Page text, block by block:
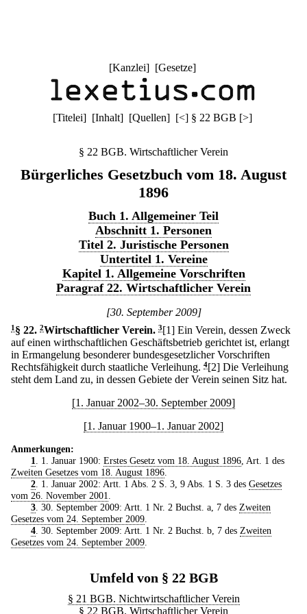
[Kanzlei] [Gesetze]
[Titelei] [Inhalt] [Quellen] [<] § 22 BGB [>]
§ 22 BGB. Wirtschaftlicher Verein
Bürgerliches Gesetzbuch vom 18. August
1896
Buch 1. Allgemeiner Teil
Abschnitt 1. Personen
Titel 2. Juristische Personen
Untertitel 1. Vereine
Kapitel 1. Allgemeine Vorschriften
Paragraf 22. Wirtschaftlicher Verein
[30. September 2009]
1 § 22. 2Wirtschaftlicher Verein. 3[1] Ein Verein, dessen Zweck
auf einen wirthschaftlichen Geschäftsbetrieb gerichtet ist, erlangt
in Ermangelung besonderer bundesgesetzlicher Vorschriften
Rechtsfähigkeit durch staatliche Verleihung. 4[2] Die Verleihung
steht dem Land zu, in dessen Gebiete der Verein seinen Sitz hat.
[1. Januar 2002–30. September 2009]
[1. Januar 1900–1. Januar 2002]
Anmerkungen:
1
. 1. Januar 1900: Erstes Gesetz vom 18. August 1896, Art. 1 des
Zweiten Gesetzes vom 18. August 1896
2. 1. Januar 2002: Artt. 1 Abs. 2 S. 3, 9 Abs. 1 S. 3 des Gesetzes
vom 26. November 2001
3. 30. September 2009: Artt. 1 Nr. 2 Buchst. a, 7 des Zweiten
Gesetzes vom 24. September 2009
4. 30. September 2009: Artt. 1 Nr. 2 Buchst. b, 7 des Zweiten
Gesetzes vom 24. September 2009
Umfeld von § 22 BGB
§ 21 BGB. Nichtwirtschaftlicher Verein
§ 22 BGB. Wirtschaftlicher Verein